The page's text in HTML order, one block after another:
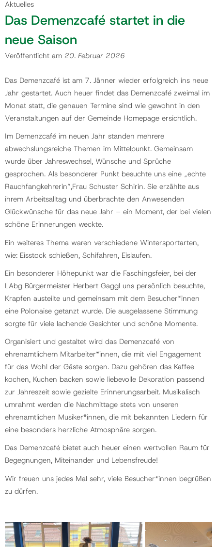
Aktuelles
Das Demenzcafé startet in die
neue Saison
Veröffentlicht am 20. Februar 2026
Das Demenzcafé ist am 7. Jänner wieder erfolgreich ins neue
Jahr gestartet. Auch heuer findet das Demenzcafé zweimal im
Monat statt, die genauen Termine sind wie gewohnt in den
Veranstaltungen auf der Gemeinde Homepage ersichtlich.
Im Demenzcafé im neuen Jahr standen mehrere
abwechslungsreiche Themen im Mittelpunkt. Gemeinsam
wurde über Jahreswechsel, Wünsche und Sprüche
gesprochen. Als besonderer Punkt besuchte uns eine „echte
Rauchfangkehrerin“,Frau Schuster Schirin. Sie erzählte aus
ihrem Arbeitsalltag und überbrachte den Anwesenden
Glückwünsche für das neue Jahr – ein Moment, der bei vielen
schöne Erinnerungen weckte.
Ein weiteres Thema waren verschiedene Wintersportarten,
wie: Eisstock schießen, Schifahren, Eislaufen.
Ein besonderer Höhepunkt war die Faschingsfeier, bei der
LAbg Bürgermeister Herbert Gaggl uns persönlich besuchte,
Krapfen austeilte und gemeinsam mit dem Besucher*innen
eine Polonaise getanzt wurde. Die ausgelassene Stimmung
sorgte für viele lachende Gesichter und schöne Momente.
Organisiert und gestaltet wird das Demenzcafé von
ehrenamtlichem Mitarbeiter*innen, die mit viel Engagement
für das Wohl der Gäste sorgen. Dazu gehören das Kaffee
kochen, Kuchen backen sowie liebevolle Dekoration passend
zur Jahreszeit sowie gezielte Erinnerungsarbeit. Musikalisch
umrahmt werden die Nachmittage stets von unseren
ehrenamtlichen Musiker*innen, die mit bekannten Liedern für
eine besonders herzliche Atmosphäre sorgen.
Das Demenzcafé bietet auch heuer einen wertvollen Raum für
Begegnungen, Miteinander und Lebensfreude!
Wir freuen uns jedes Mal sehr, viele Besucher*innen begrüßen
zu dürfen.